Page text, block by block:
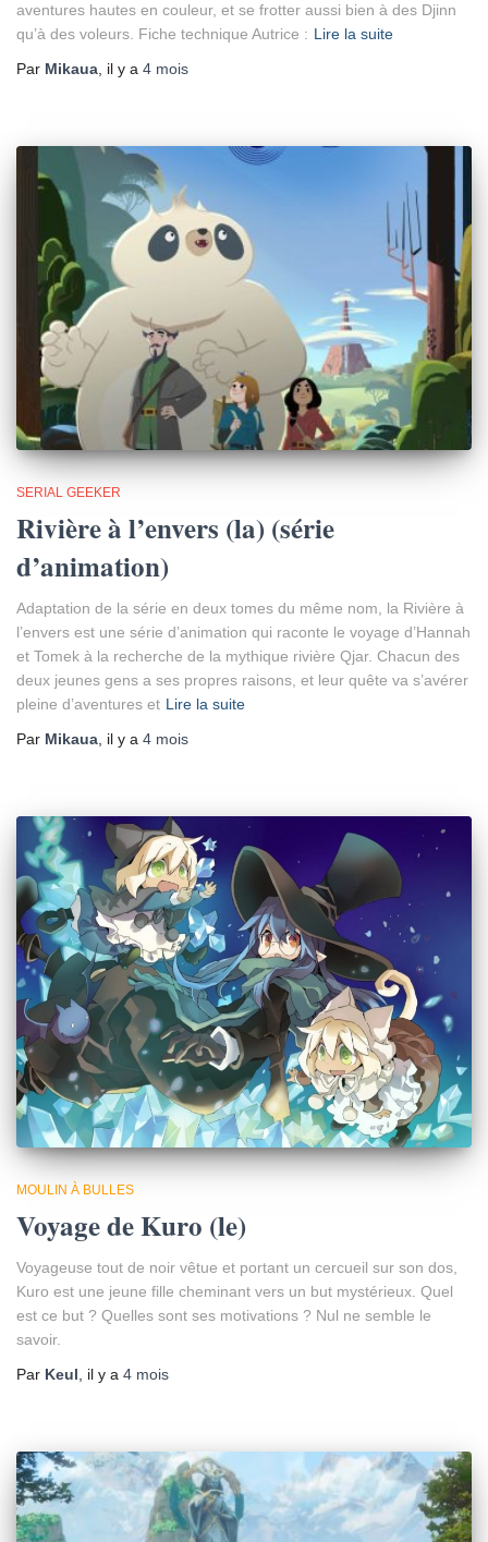
aventures hautes en couleur, et se frotter aussi bien à des Djinn
qu’à des voleurs. Fiche technique Autrice : Lire la suite
Par Mikaua, il y a 4 mois
SERIAL GEEKER
Rivière à l’envers (la) (série
d’animation)
Adaptation de la série en deux tomes du même nom, la Rivière à
l’envers est une série d’animation qui raconte le voyage d’Hannah
et Tomek à la recherche de la mythique rivière Qjar. Chacun des
deux jeunes gens a ses propres raisons, et leur quête va s’avérer
pleine d’aventures et Lire la suite
Par Mikaua , il y a 4 mois
MOULIN À BULLES
Voyage de Kuro (le)
Voyageuse tout de noir vêtue et portant un cercueil sur son dos,
Kuro est une jeune fille cheminant vers un but mystérieux. Quel
est ce but ? Quelles sont ses motivations ? Nul ne semble le
savoir.
Par Keul , il y a 4 mois